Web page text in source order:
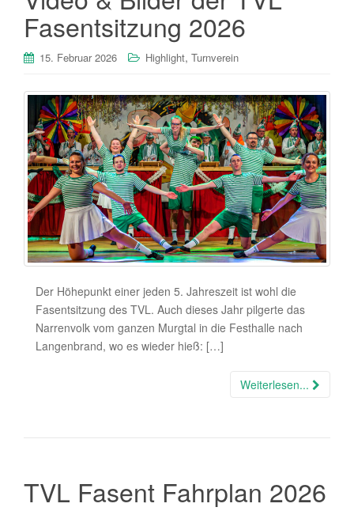
Fasentsitzung 2026
15. Februar 2026 Highlight, Turnverein
Der Höhepunkt einer jeden 5. Jahreszeit ist wohl die
Fasentsitzung des TVL. Auch dieses Jahr pilgerte das
Narrenvolk vom ganzen Murgtal in die Festhalle nach
Langenbrand, wo es wieder hieß: […]
Weiterlesen...
TVL Fasent Fahrplan 2026